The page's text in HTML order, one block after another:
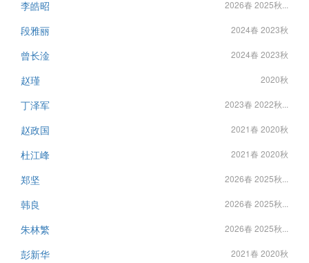
李皓昭 2026春 2025秋...
段雅丽 2024春 2023秋
曾长淦 2024春 2023秋
赵瑾 2020秋
丁泽军 2023春 2022秋...
赵政国 2021春 2020秋
杜江峰 2021春 2020秋
郑坚 2026春 2025秋...
韩良 2026春 2025秋...
朱林繁 2026春 2025秋...
彭新华 2021春 2020秋